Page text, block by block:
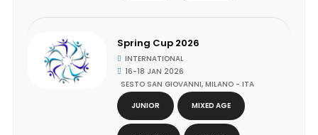
Spring Cup 2026
INTERNATIONAL
16-18 JAN 2026
SESTO SAN GIOVANNI, MILANO - ITA
JUNIOR
MIXED AGE